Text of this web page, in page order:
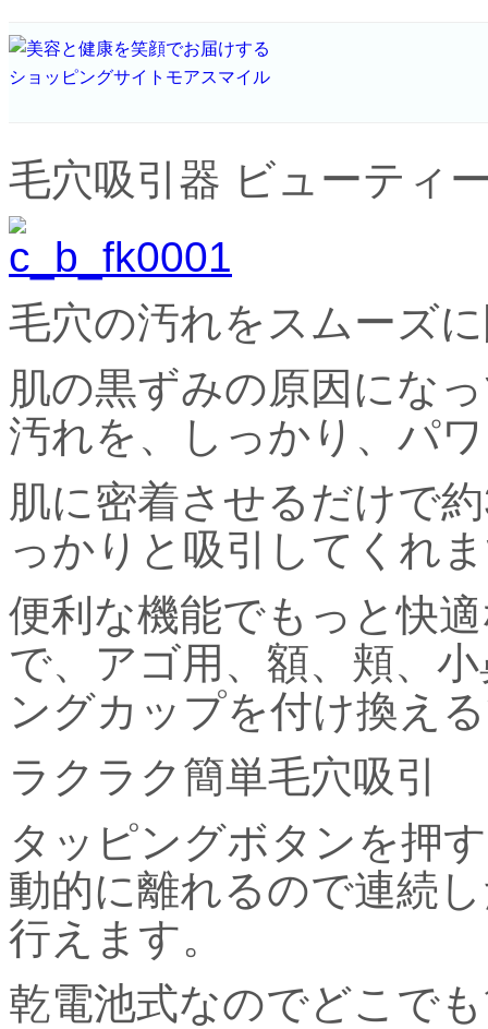
毛穴吸引器 ビューティ
毛穴の汚れをスムーズ
肌の黒ずみの原因にな
汚れを、しっかり、パ
肌に密着させるだけで
っかりと吸引してくれ
便利な機能でもっと快
で、アゴ用、額、頬、
ングカップを付け換え
ラクラク簡単毛穴吸引
タッピングボタンを押
動的に離れるので連続
行えます。
乾電池式なのでどこで